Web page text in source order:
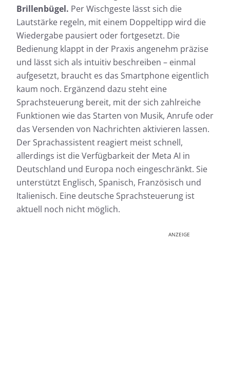
Brillenbügel. Per Wischgeste lässt sich die
Lautstärke regeln, mit einem Doppeltipp wird die
Wiedergabe pausiert oder fortgesetzt. Die
Bedienung klappt in der Praxis angenehm präzise
und lässt sich als intuitiv beschreiben – einmal
aufgesetzt, braucht es das Smartphone eigentlich
kaum noch. Ergänzend dazu steht eine
Sprachsteuerung bereit, mit der sich zahlreiche
Funktionen wie das Starten von Musik, Anrufe oder
das Versenden von Nachrichten aktivieren lassen.
Der Sprachassistent reagiert meist schnell,
allerdings ist die Verfügbarkeit der Meta AI in
Deutschland und Europa noch eingeschränkt. Sie
unterstützt Englisch, Spanisch, Französisch und
Italienisch. Eine deutsche Sprachsteuerung ist
aktuell noch nicht möglich.
ANZEIGE